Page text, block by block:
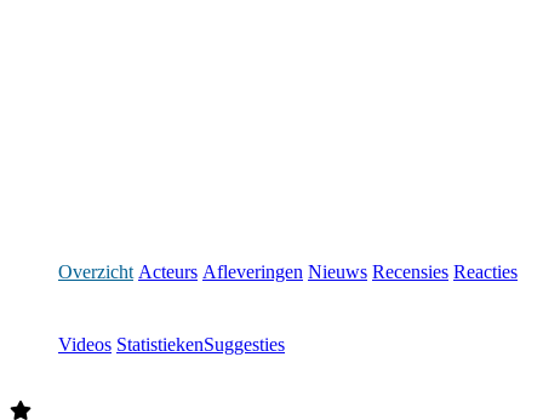
Overzicht Acteurs Afleveringen Nieuws Recensies Reacties
Videos StatistiekenSuggesties